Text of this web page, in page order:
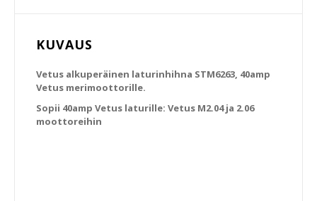
KUVAUS
Vetus alkuperäinen laturinhihna STM6263, 40amp
Vetus merimoottorille.
Sopii 40amp Vetus laturille: Vetus M2.04 ja 2.06
moottoreihin